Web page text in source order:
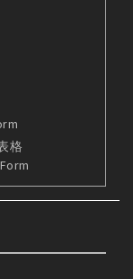
格